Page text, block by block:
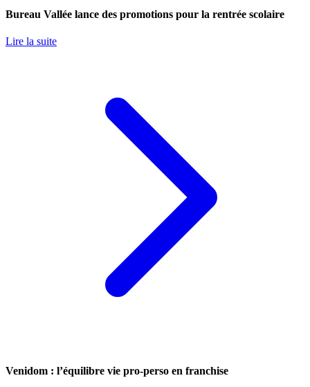
Bureau Vallée lance des promotions pour la rentrée scolaire
Lire la suite
Venidom : l’équilibre vie pro-perso en franchise